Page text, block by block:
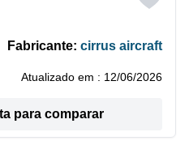
Fabricante: cirrus aircraft
Atualizado em : 12/06/2026
para comparar